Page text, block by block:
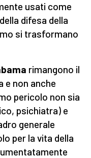
usati come
difesa della
si trasformano
rimangono il
e non anche
pericolo non sia
psichiatra) e
generale
per la vita della